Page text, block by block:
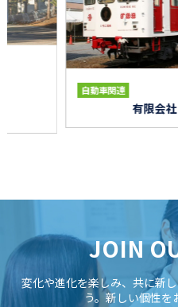
自動車関連
有限会
JOIN
変化や進化を楽しみ、共に新
う。新しい個性を